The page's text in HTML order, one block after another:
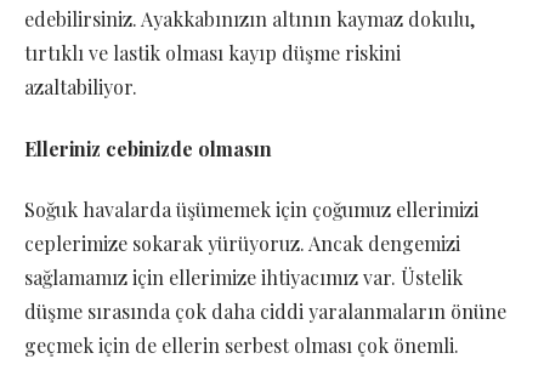
edebilirsiniz. Ayakkabınızın altının kaymaz dokulu,
tırtıklı ve lastik olması kayıp düşme riskini
azaltabiliyor.
Elleriniz cebinizde olmasın
Soğuk havalarda üşümemek için çoğumuz ellerimizi
ceplerimize sokarak yürüyoruz. Ancak dengemizi
sağlamamız için ellerimize ihtiyacımız var. Üstelik
düşme sırasında çok daha ciddi yaralanmaların önüne
geçmek için de ellerin serbest olması çok önemli.